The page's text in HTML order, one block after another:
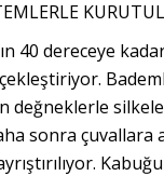
40 dereceye
değneklerle
sonra çuvallara